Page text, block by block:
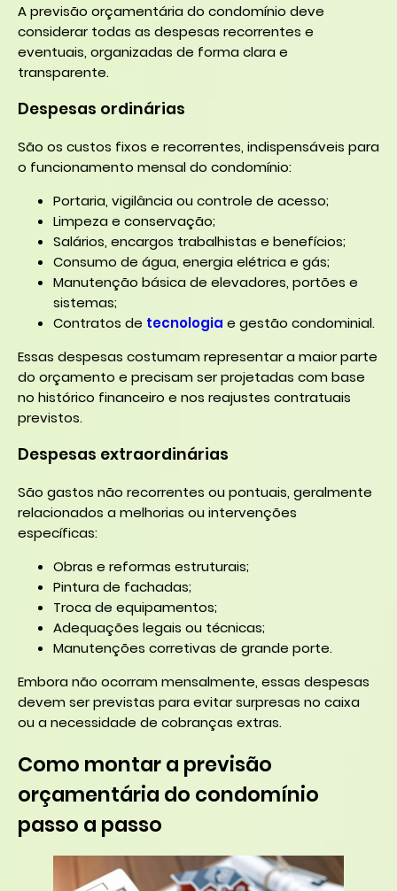
A previsão orçamentária do condomínio deve
considerar todas as despesas recorrentes e
eventuais, organizadas de forma clara e
transparente.
Despesas ordinárias
São os custos fixos e recorrentes, indispensáveis para
o funcionamento mensal do condomínio:
Portaria, vigilância ou controle de acesso;
Limpeza e conservação;
Salários, encargos trabalhistas e benefícios;
Consumo de água, energia elétrica e gás;
Manutenção básica de elevadores, portões e
sistemas;
Contratos de tecnologia e gestão condominial.
Essas despesas costumam representar a maior parte
do orçamento e precisam ser projetadas com base
no histórico financeiro e nos reajustes contratuais
previstos.
Despesas extraordinárias
São gastos não recorrentes ou pontuais, geralmente
relacionados a melhorias ou intervenções
específicas:
Obras e reformas estruturais;
Pintura de fachadas;
Troca de equipamentos;
Adequações legais ou técnicas;
Manutenções corretivas de grande porte.
Embora não ocorram mensalmente, essas despesas
devem ser previstas para evitar surpresas no caixa
ou a necessidade de cobranças extras.
Como montar a previsão
orçamentária do condomínio
passo a passo